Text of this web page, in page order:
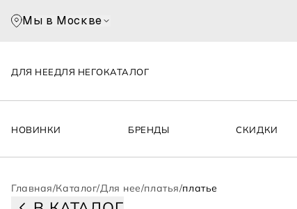
Мы в Москве
ДЛЯ НЕЕДЛЯ НЕГОКАТАЛОГ
НОВИНКИ БРЕНДЫ СКИДКИ
Главная/Каталог/Для нее/платья/платье